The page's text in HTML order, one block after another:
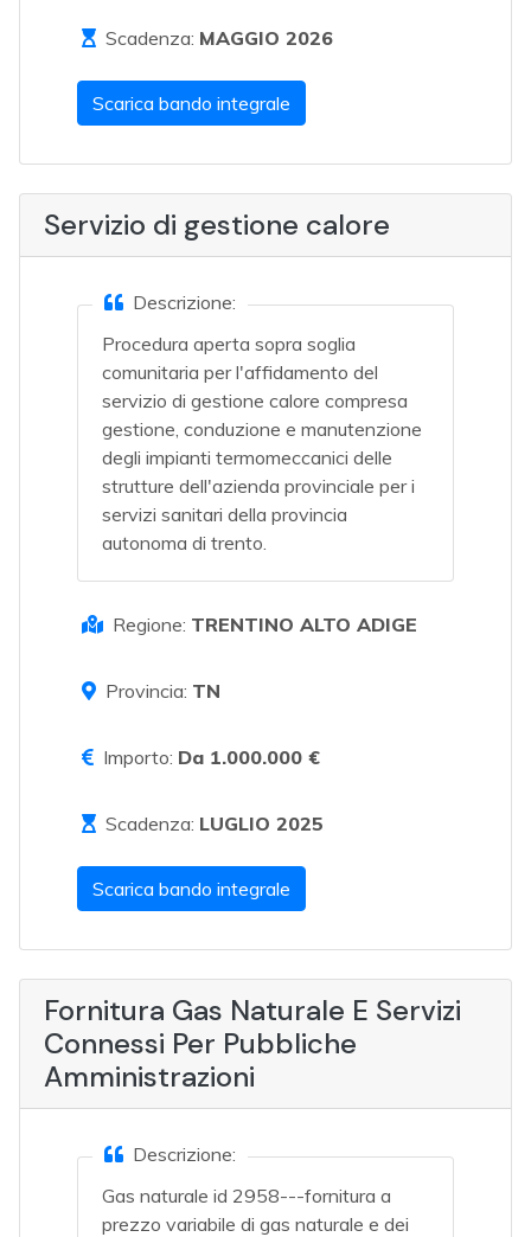
Scadenza: MAGGIO 2026
Scarica bando integrale
Servizio di gestione calore
Descrizione:
Procedura aperta sopra soglia
comunitaria per l'affidamento del
servizio di gestione calore compresa
gestione, conduzione e manutenzione
degli impianti termomeccanici delle
strutture dell'azienda provinciale per i
servizi sanitari della provincia
autonoma di trento.
Regione: TRENTINO ALTO ADIGE
Provincia: TN
Importo: Da 1.000.000 €
Scadenza: LUGLIO 2025
Scarica bando integrale
Fornitura Gas Naturale E Servizi
Connessi Per Pubbliche
Amministrazioni
Descrizione:
Gas naturale id 2958---fornitura a
prezzo variabile di gas naturale e dei